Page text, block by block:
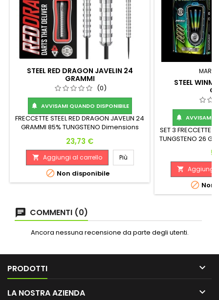
STEEL RED DRAGON JAVELIN 24
GRAMMI
(0)
 AVVISAMI QUANDO DISPONIBILE
FRECCETTE STEEL RED DRAGON JAVELIN 24
GRAMMI 85% TUNGSTENO Dimensions
Prezzo
23,73 €
 Aggiungi al carrello Più
 Non disponibile
STEEL
 AVVISAMI
SET 3 FRECCETTE
TUNGSTENO 26
 Aggiungi
 Non
COMMENTI (0)
Ancora nessuna recensione da parte degli utenti.
PRODOTTI 
LA NOSTRA AZIENDA 